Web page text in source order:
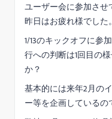
ユーザー会に参加させ
昨日はお疲れ様でした。
1/13のキックオフに参
行への判断は1回目の
か？
基本的には来年2月の
ー等を企画しているの